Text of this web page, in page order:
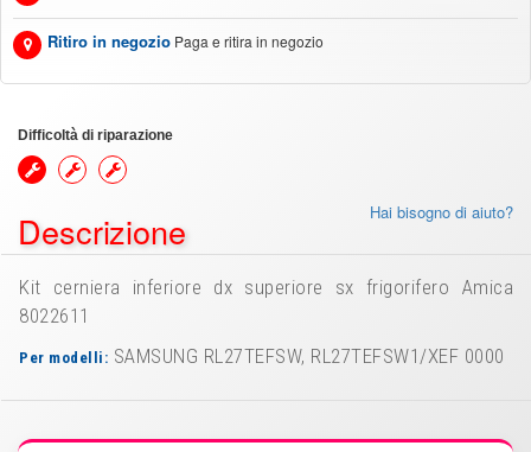
Ritiro in negozio Paga e ritira in negozio
Difficoltà di riparazione
Hai bisogno di aiuto?
Descrizione
Kit cerniera inferiore dx superiore sx frigorifero Amica
8022611
Per modelli: SAMSUNG RL27TEFSW, RL27TEFSW1/XEF 0000